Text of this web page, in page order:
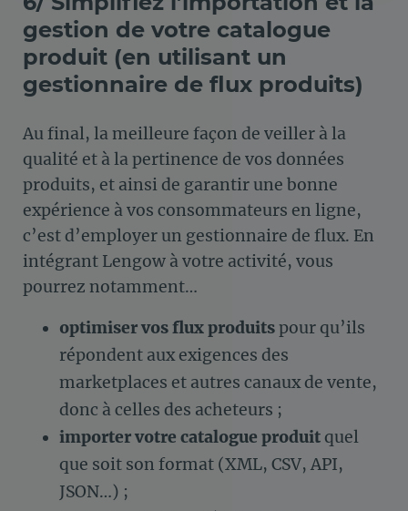
gestion de votre catalogue
produit (en utilisant un
gestionnaire de flux produits)
Au final, la meilleure façon de veiller à la
qualité et à la pertinence de vos données
produits, et ainsi de garantir une bonne
expérience à vos consommateurs en ligne,
c’est d’employer un gestionnaire de flux. En
intégrant Lengow à votre activité, vous
pourrez notamment…
optimiser vos flux produitspour qu’ils
répondent aux exigences des
marketplaces et autres canaux de vente,
donc à celles des acheteurs ;
importer votre catalogue produit quel
que soit son format (XML, CSV, API,
JSON…) ;